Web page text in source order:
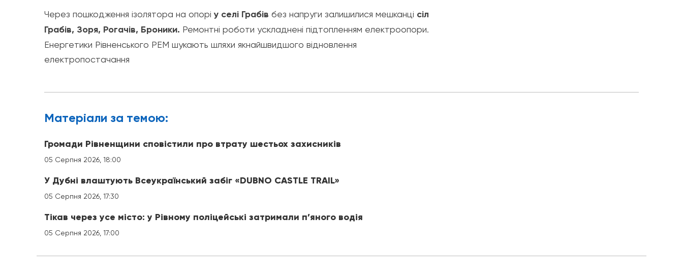
Через пошкодження ізолятора на опоріу селі Грабів без напруги залишилися мешканці сіл
Грабів, Зоря, Рогачів, Броники. Ремонтні роботи ускладнені підтопленням електроопори.
Енергетики Рівненського РЕМ шукають шляхи якнайшвидшого відновлення
електропостачання
Матерiали за темою:
Громади Рівненщини сповістили про втрату шестьох захисників
05 Серпня 2026, 18:00
У Дубні влаштують Всеукраїнський забіг «DUBNO CASTLE TRAIL»
05 Серпня 2026, 17:30
Тікав через усе місто: у Рівному поліцейські затримали п’яного водія
05 Серпня 2026, 17:00